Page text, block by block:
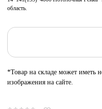
область.
*Товар на складе может иметь
изображения на сайте.